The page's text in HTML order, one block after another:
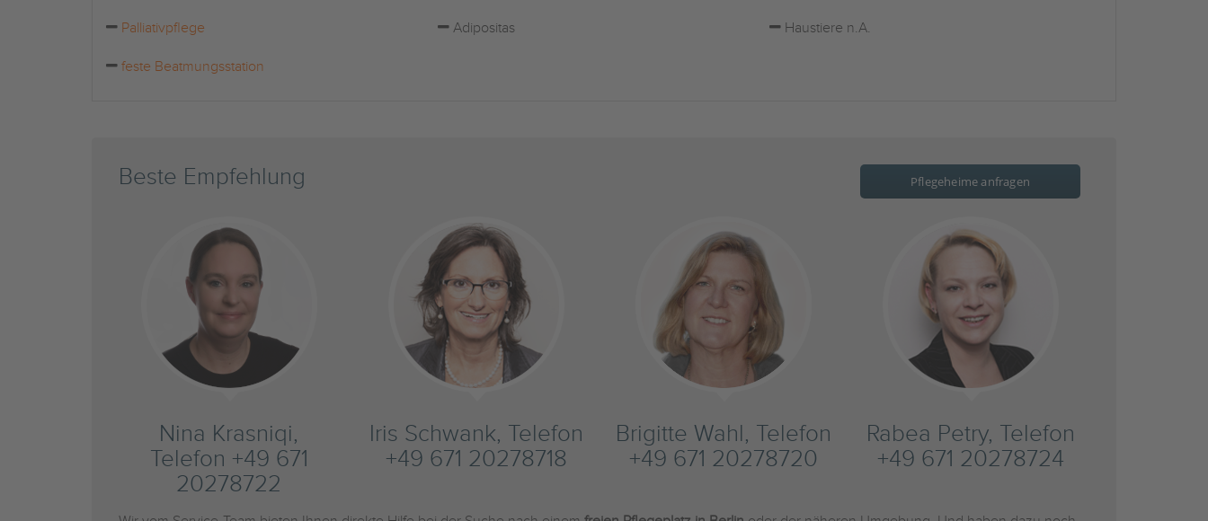
Palliativpflege Adipositas Haustiere n.A.
feste Beatmungsstation
Beste Empfehlung Pflegeheime anfragen
Nina Krasniqi,
Telefon +49 671
20278722
Iris Schwank, Telefon
+49 671 20278718
Brigitte Wahl, Telefon
+49 671 20278720
Rabea Petry, Telefon
+49 671 20278724